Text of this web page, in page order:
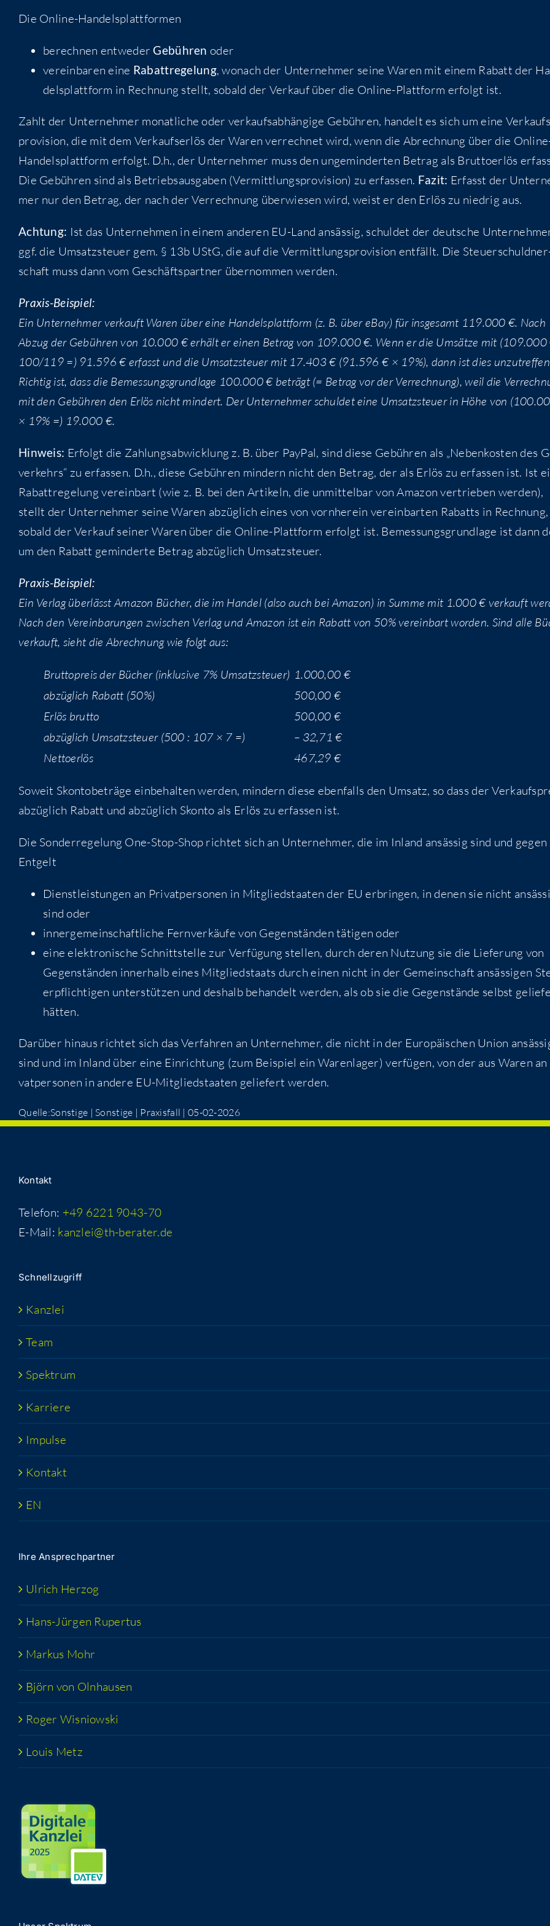
Die Online-Han­dels­platt­for­men
berech­nen ent­we­derGebüh­ren oder
ver­ein­ba­ren eine Rab­att­re­ge­lung, wonach der Unter­neh­mer sei­ne Waren mit einem Rabatt der
dels­platt­form in Rech­nung stellt, sobald der Ver­kauf über die Online-Platt­form erfolgt ist.
Zahlt der Unter­neh­mer monat­li­che oder ver­kaufs­ab­hän­gi­ge Gebüh­ren, han­delt es sich um eine
pro­vi­si­on, die mit dem Ver­kaufs­er­lös der Waren ver­rech­net wird, wenn die Abrech­nung über die
Han­dels­platt­form erfolgt. D.h., der Unter­neh­mer muss den unge­min­der­ten Betrag als Brut­to­er­lös
Die Gebüh­ren sind als Betriebs­aus­ga­ben (Ver­mitt­lungs­pro­vi­si­on) zu erfas­sen. Fazit: Erfasst der
mer nur den Betrag, der nach der Ver­rech­nung über­wie­sen wird, weist er den Erlös zu nied­rig aus.
Ach­tung: Ist das Unter­neh­men in einem ande­ren EU-Land ansäs­sig, schul­det der deut­sche
ggf. die Umsatz­steu­er gem. § 13b UStG, die auf die Ver­mitt­lungs­pro­vi­si­on ent­fällt. Die
schaft muss dann vom Geschäfts­part­ner über­nom­men werden.
Pra­xis-Bei­spiel:
Ein Unter­neh­mer ver­kauft Waren über eine Han­dels­platt­form (z. B. über eBay) für ins­ge­samt 119.000 €. Nach
Abzug der Gebüh­ren von 10.000 € erhält er einen Betrag von 109.000 €. Wenn er die Umsät­ze mit (109.000
100/119 =) 91.596 € erfasst und die Umsatz­steu­er mit 17.403 € (91.596 € × 19%), dann ist dies
Rich­tig ist, dass die Bemes­sungs­grund­la­ge 100.000 € beträgt (= Betrag vor der Ver­rech­nung), weil die
mit den Gebüh­ren den Erlös nicht min­dert. Der Unter­neh­mer schul­det eine Umsatz­steu­er in Höhe von
× 19% =) 19.000 €.
Hin­weis: Erfolgt die Zah­lungs­ab­wick­lung z. B. über Pay­Pal, sind die­se Gebüh­ren als „Neben­kos­ten des
ver­kehrs“ zu erfas­sen. D.h., die­se Gebüh­ren min­dern nicht den Betrag, der als Erlös zu erfas­sen ist. Ist
Rab­att­re­ge­lung ver­ein­bart (wie z. B. bei den Arti­keln, die unmit­tel­bar von Ama­zon ver­trie­ben wer­den),
stellt der Unter­neh­mer sei­ne Waren abzüg­lich eines von vorn­her­ein ver­ein­bar­ten Rabatts in Rech­nung,
sobald der Ver­kauf sei­ner Waren über die Online-Platt­form erfolgt ist. Bemes­sungs­grund­la­ge ist dann
um den Rabatt gemin­der­te Betrag abzüg­lich Umsatzsteuer.
Pra­xis-Bei­spiel:
Ein Ver­lag über­lässt Ama­zon Bücher, die im Han­del (also auch bei Ama­zon) in Sum­me mit 1.000 € ver­kauft
Nach den Ver­ein­ba­run­gen zwi­schen Ver­lag und Ama­zon ist ein Rabatt von 50% ver­ein­bart wor­den. Sind alle
ver­kauft, sieht die Abrech­nung wie folgt aus:
Brut­to­preis der Bücher (inklu­si­ve 7% Umsatzsteuer) 1.000,00 €
abzüg­lich Rabatt (50%)
500,00 €
Erlös brut­to
500,00 €
abzüg­lich Umsatz­steu­er (500 : 107 × 7 =)
– 32,71 €
Net­to­er­lös
467,29 €
Soweit Skon­to­be­trä­ge ein­be­hal­ten wer­den, min­dern die­se eben­falls den Umsatz, so dass der
abzüg­lich Rabatt und abzüg­lich Skon­to als Erlös zu erfas­sen ist.
Die Son­der­re­ge­lung One-Stop-Shop rich­tet sich an Unter­neh­mer, die im Inland ansäs­sig sind und gegen
Entgelt
Dienst­leis­tun­gen an Pri­vat­per­so­nen in Mit­glied­staa­ten der EU erbrin­gen, in denen sie nicht
sind oder
inner­ge­mein­schaft­li­che Fern­ver­käu­fe von Gegen­stän­den täti­gen oder
eine elek­tro­ni­sche Schnitt­stel­le zur Ver­fü­gung stel­len, durch deren Nut­zung sie die Lie­fe­rung von
Gegen­stän­den inner­halb eines Mit­glied­staats durch einen nicht in der Gemein­schaft ansäs­si­gen
er­pflich­ti­gen unter­stüt­zen und des­halb behan­delt wer­den, als ob sie die Gegen­stän­de selbst
hätten.
Dar­über hin­aus rich­tet sich das Ver­fah­ren an Unter­neh­mer, die nicht in der Euro­päi­schen Uni­on
sind und im Inland über eine Ein­rich­tung (zum Bei­spiel ein Waren­la­ger) ver­fü­gen, von der aus Waren
vat­per­so­nen in ande­re EU-Mit­glied­staa­ten gelie­fert werden.
Quelle:Sonstige | Sons­ti­ge | Pra­xis­fall | 05-02-2026
Kon­takt
Telefon: +49 6221 9043-70
E-Mail: kanzlei@th-berater.de
Schnell­zu­griff
Kanz­lei
Team
Spek­trum
Kar­rie­re
Impul­se
Kon­takt
EN
Ihre Ansprech­part­ner
Ulrich Her­zog
Hans-Jür­­gen Rupertus
Mar­kus Mohr
Björn von Olnhausen
Roger Wis­niow­ski
Lou­is Metz